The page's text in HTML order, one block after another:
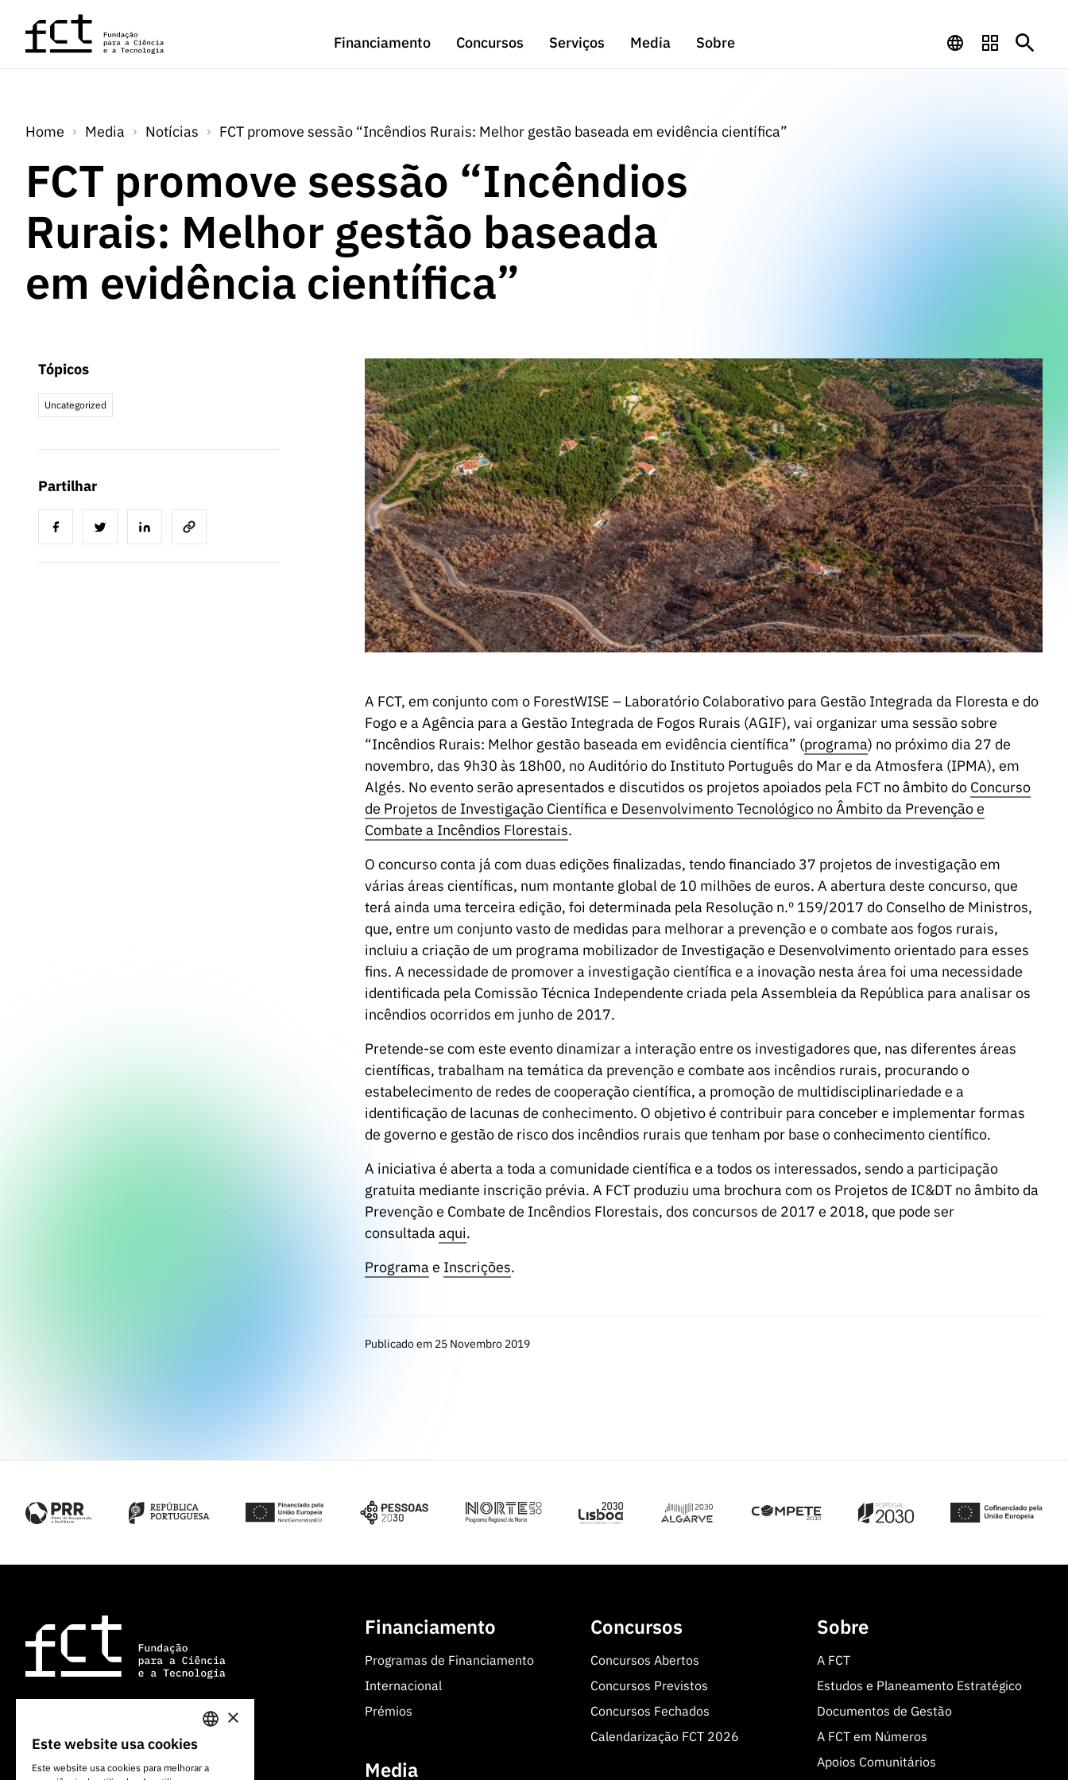
Saltar para o conteúdo principal
Financiamento
Concursos Serviços Media Sobre
Home Media Notícias FCT promove sessão “Incêndios Rurais: Melhor gestão baseada em evidência científica”
FCT promove sessão “Incêndios
Rurais: Melhor gestão baseada
em evidência científica”
Tópicos
Uncategorized
Partilhar
A FCT, em conjunto com o ForestWISE – Laboratório Colaborativo para Gestão Integrada da Floresta e do
Fogo e a Agência para a Gestão Integrada de Fogos Rurais (AGIF), vai organizar uma sessão sobre
“Incêndios Rurais: Melhor gestão baseada em evidência científica” (programa) no próximo dia 27 de
novembro, das 9h30 às 18h00, no Auditório do Instituto Português do Mar e da Atmosfera (IPMA), em
Algés. No evento serão apresentados e discutidos os projetos apoiados pela FCT no âmbito do Concurso
de Projetos de Investigação Científica e Desenvolvimento Tecnológico no Âmbito da Prevenção e
Combate a Incêndios Florestais.
O concurso conta já com duas edições finalizadas, tendo financiado 37 projetos de investigação em
várias áreas científicas, num montante global de 10 milhões de euros. A abertura deste concurso, que
terá ainda uma terceira edição, foi determinada pela Resolução n.º 159/2017 do Conselho de Ministros,
que, entre um conjunto vasto de medidas para melhorar a prevenção e o combate aos fogos rurais,
incluiu a criação de um programa mobilizador de Investigação e Desenvolvimento orientado para esses
fins. A necessidade de promover a investigação científica e a inovação nesta área foi uma necessidade
identificada pela Comissão Técnica Independente criada pela Assembleia da República para analisar os
incêndios ocorridos em junho de 2017.
Pretende-se com este evento dinamizar a interação entre os investigadores que, nas diferentes áreas
científicas, trabalham na temática da prevenção e combate aos incêndios rurais, procurando o
estabelecimento de redes de cooperação científica, a promoção de multidisciplinariedade e a
identificação de lacunas de conhecimento. O objetivo é contribuir para conceber e implementar formas
de governo e gestão de risco dos incêndios rurais que tenham por base o conhecimento científico.
A iniciativa é aberta a toda a comunidade científica e a todos os interessados, sendo a participação
gratuita mediante inscrição prévia. A FCT produziu uma brochura com os Projetos de IC&DT no âmbito da
Prevenção e Combate de Incêndios Florestais, dos concursos de 2017 e 2018, que pode ser
consultadaaqui.
Programae Inscrições.
Publicado em 25 Novembro 2019
Av. do Brasil, 101
Financiamento
Programas de Financiamento
Internacional
Prémios
Media
Concursos
Concursos Abertos
Concursos Previstos
Concursos Fechados
Calendarização FCT 2026
Sobre
A FCT
Estudos e Planeamento Estratégico
Documentos de Gestão
A FCT em Números
Apoios Comunitários
PORTUGUESE
×
Este website usa cookies
Este website usa cookies para melhorar a